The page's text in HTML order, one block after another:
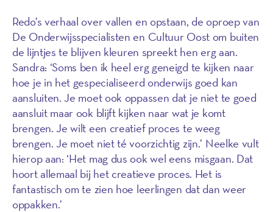
Redo’s verhaal over vallen en opstaan, de oproep van
De Onderwijsspecialisten en Cultuur Oost om buiten
de lijntjes te blijven kleuren spreekt hen erg aan.
Sandra: ‘Soms ben ik heel erg geneigd te kijken naar
hoe je in het gespecialiseerd onderwijs goed kan
aansluiten. Je moet ook oppassen dat je niet te goed
aansluit maar ook blijft kijken naar wat je komt
brengen. Je wilt een creatief proces te weeg
brengen. Je moet niet té voorzichtig zijn.’ Neelke vult
hierop aan: ‘Het mag dus ook wel eens misgaan. Dat
hoort allemaal bij het creatieve proces. Het is
fantastisch om te zien hoe leerlingen dat dan weer
oppakken.’